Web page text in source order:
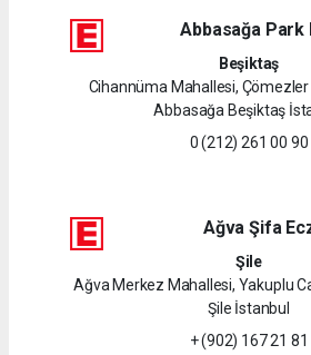
Abbasağa Park
Beşiktaş
Cihannüma Mahallesi, Çömezler
Abbasağa Beşiktaş
0 (212) 261 00 90
Ağva Şifa
Şile
Ağva Merkez Mahallesi, Yakuplu
Şile İstanbul
+ (902) 167 21 81